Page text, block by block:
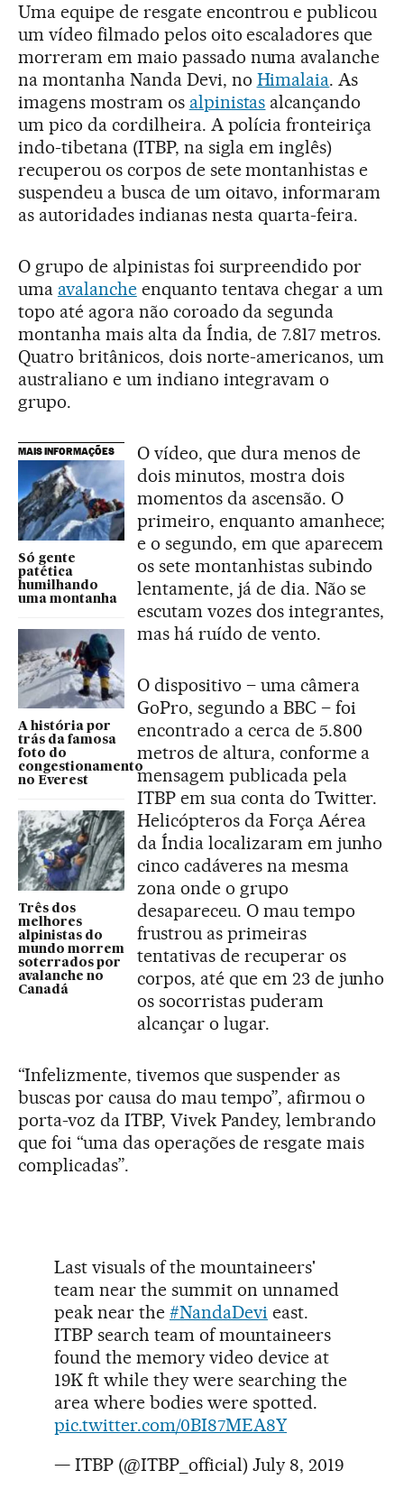
Uma equipe de resgate encontrou e publicou
um vídeo filmado pelos oito escaladores que
morreram em maio passado numa avalanche
na montanha Nanda Devi, no Himalaia. As
imagens mostram os alpinistas alcançando
um pico da cordilheira. A polícia fronteiriça
indo-tibetana (ITBP, na sigla em inglês)
recuperou os corpos de sete montanhistas e
suspendeu a busca de um oitavo, informaram
as autoridades indianas nesta quarta-feira.
O grupo de alpinistas foi surpreendido por
uma avalancheenquanto tentava chegar a um
topo até agora não coroado da segunda
montanha mais alta da Índia, de 7.817 metros.
Quatro britânicos, dois norte-americanos, um
australiano e um indiano integravam o
grupo.
MAIS INFORMAÇÕES
Só gente
patética
humilhando
uma montanha
A história por
trás da famosa
foto do
congestionamento
no Everest
Três dos
melhores
alpinistas do
mundo morrem
soterrados por
avalanche no
Canadá
O vídeo, que dura menos de
dois minutos, mostra dois
momentos da ascensão. O
primeiro, enquanto amanhece;
e o segundo, em que aparecem
os sete montanhistas subindo
lentamente, já de dia. Não se
escutam vozes dos integrantes,
mas há ruído de vento.
O dispositivo – uma câmera
GoPro, segundo a BBC – foi
encontrado a cerca de 5.800
metros de altura, conforme a
mensagem publicada pela
ITBP em sua conta do Twitter.
Helicópteros da Força Aérea
da Índia localizaram em junho
cinco cadáveres na mesma
zona onde o grupo
desapareceu. O mau tempo
frustrou as primeiras
tentativas de recuperar os
corpos, até que em 23 de junho
os socorristas puderam
alcançar o lugar.
“Infelizmente, tivemos que suspender as
buscas por causa do mau tempo”, afirmou o
porta-voz da ITBP, Vivek Pandey, lembrando
que foi “uma das operações de resgate mais
complicadas”.
Last visuals of the mountaineers'
team near the summit on unnamed
peak near the #NandaDevi east.
ITBP search team of mountaineers
found the memory video device at
19K ft while they were searching the
area where bodies were spotted.
pic.twitter.com/0BI87MEA8Y
— ITBP (@ITBP_official) July 8, 2019